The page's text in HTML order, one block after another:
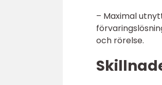
– Maximal
och rörelse.